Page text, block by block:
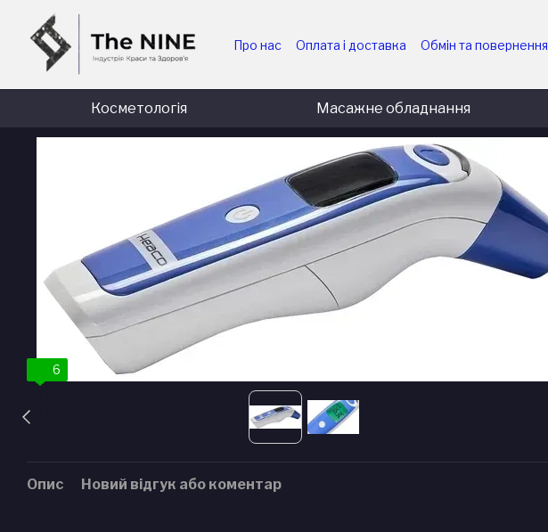
Перейти до основного контенту
Про нас Оплата і доставка Обмін та повернення
Косметологія Масажне обладнання
6
Опис Новий відгук або коментар